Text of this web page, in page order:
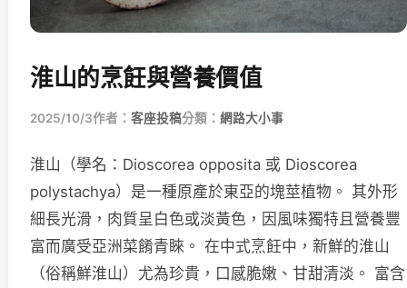
淮山的烹飪與營養價值
2025/10/3作者： 客座投稿分類： 網路大小事
淮山（學名：Dioscorea opposita 或 Dioscorea
polystachya）是一種原產於東亞的塊莖植物。 其外形
細長光滑，肉質呈白色或淡黃色，因風味獨特且營養豐
富而廣受亞洲菜餚青睞。 在中式烹飪中，新鮮的淮山
（俗稱鮮淮山）尤為珍貴，口感脆嫩、甘甜清淡。 富含